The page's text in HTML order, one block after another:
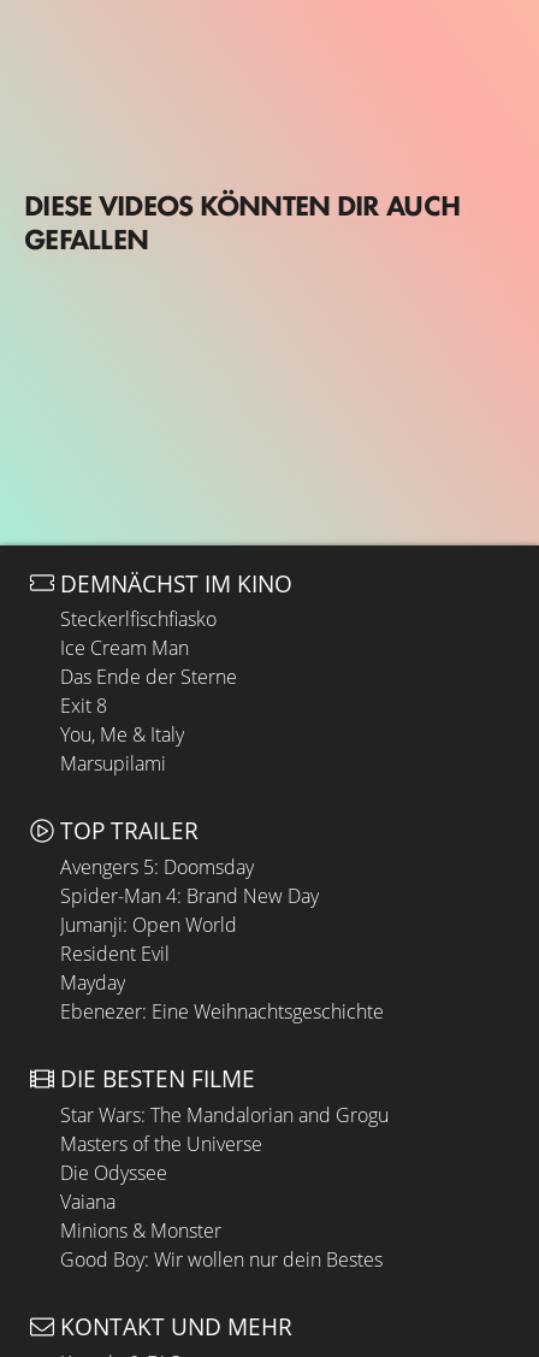
DIESE VIDEOS KÖNNTEN DIR AUCH
GEFALLEN
DEMNÄCHST IM KINO
Steckerlfischfiasko
Ice Cream Man
Das Ende der Sterne
Exit 8
You, Me & Italy
Marsupilami
TOP TRAILER
Avengers 5: Doomsday
Spider-Man 4: Brand New Day
Jumanji: Open World
Resident Evil
Mayday
Ebenezer: Eine Weihnachtsgeschichte
DIE BESTEN FILME
Star Wars: The Mandalorian and Grogu
Masters of the Universe
Die Odyssee
Vaiana
Minions & Monster
Good Boy: Wir wollen nur dein Bestes
KONTAKT UND MEHR